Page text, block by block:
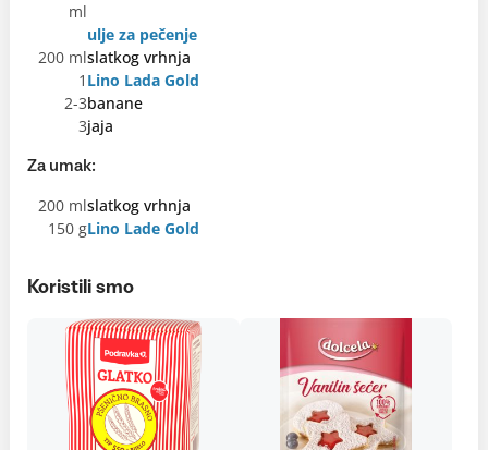
ml
ulje za pečenje
200 mlslatkog vrhnja
1 Lino Lada Gold
2-3banane
3jaja
Za umak:
200 mlslatkog vrhnja
150 gLino Lade Gold
Koristili smo